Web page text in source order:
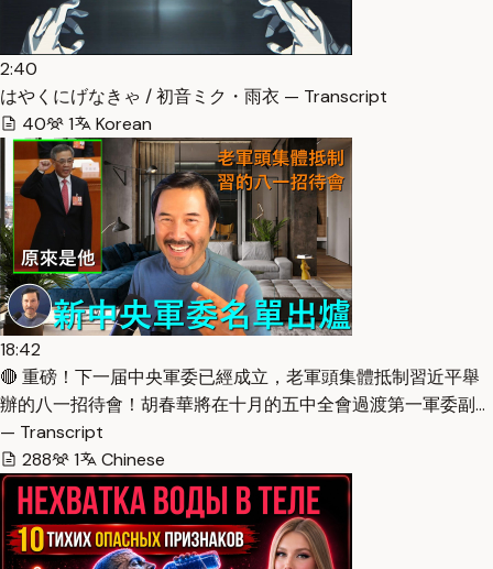
2:40
はやくにげなきゃ / 初音ミク・雨衣 — Transcript
40
1 Korean
18:42
🔴 重磅！下一届中央軍委已經成立，老軍頭集體抵制習近平舉
辦的八一招待會！胡春華將在十月的五中全會過渡第一軍委副…
— Transcript
288
1 Chinese